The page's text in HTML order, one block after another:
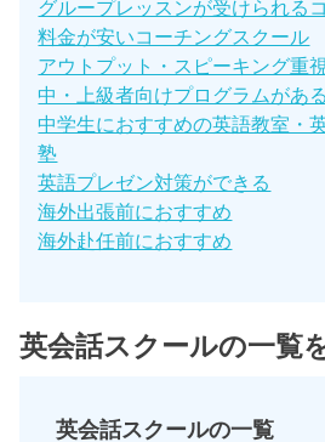
グループレッスンが受けられる
料金が安いコーチングスクール
アウトプット・スピーキング重
中・上級者向けプログラムがあ
中学生におすすめの英語教室・
塾
英語プレゼン対策ができる
海外出張前におすすめ
海外赴任前におすすめ
英会話スクールの一覧
英会話スクールの一覧